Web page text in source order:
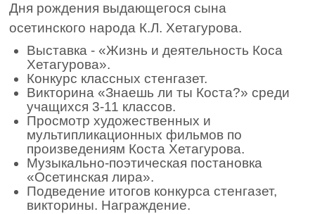
Дня рождения выдающегося сына
осетинского народа К.Л. Хетагурова.
Выставка - «Жизнь и деятельность Коса
Хетагурова».
Конкурс классных стенгазет.
Викторина «Знаешь ли ты Коста?» среди
учащихся 3-11 классов.
Просмотр художественных и
мультипликационных фильмов по
произведениям Коста Хетагурова.
Музыкально-поэтическая постановка
«Осетинская лира».
Подведение итогов конкурса стенгазет,
викторины. Награждение.